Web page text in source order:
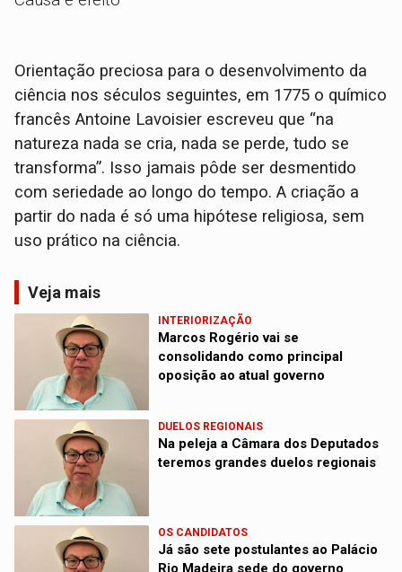
Orientação preciosa para o desenvolvimento da
ciência nos séculos seguintes, em 1775 o químico
francês Antoine Lavoisier escreveu que “na
natureza nada se cria, nada se perde, tudo se
transforma”. Isso jamais pôde ser desmentido
com seriedade ao longo do tempo. A criação a
partir do nada é só uma hipótese religiosa, sem
uso prático na ciência.
Veja mais
INTERIORIZAÇÃO
Marcos Rogério vai se
consolidando como principal
oposição ao atual governo
DUELOS REGIONAIS
Na peleja a Câmara dos Deputados
teremos grandes duelos regionais
OS CANDIDATOS
Já são sete postulantes ao Palácio